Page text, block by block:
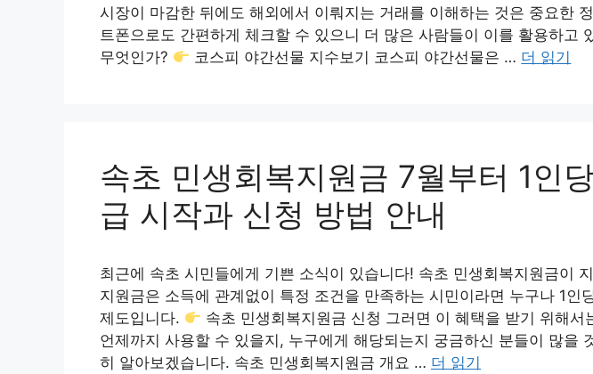
시장이 마감한 뒤에도 해외에서 이뤄지는 거래를 이해하는 것은 중요한
트폰으로도 간편하게 체크할 수 있으니 더 많은 사람들이 이를 활용하고
무엇인가?
코스피 야간선물 지수보기 코스피 야간선물은 … 더 읽기
속초 민생회복지원금 7월부터 1인
급 시작과 신청 방법 안내
최근에 속초 시민들에게 기쁜 소식이 있습니다! 속초 민생회복지원금이
지원금은 소득에 관계없이 특정 조건을 만족하는 시민이라면 누구나 1인
제도입니다.
속초 민생회복지원금 신청 그러면 이 혜택을 받기 위해서
언제까지 사용할 수 있을지, 누구에게 해당되는지 궁금하신 분들이 많을
히 알아보겠습니다. 속초 민생회복지원금 개요 … 더 읽기